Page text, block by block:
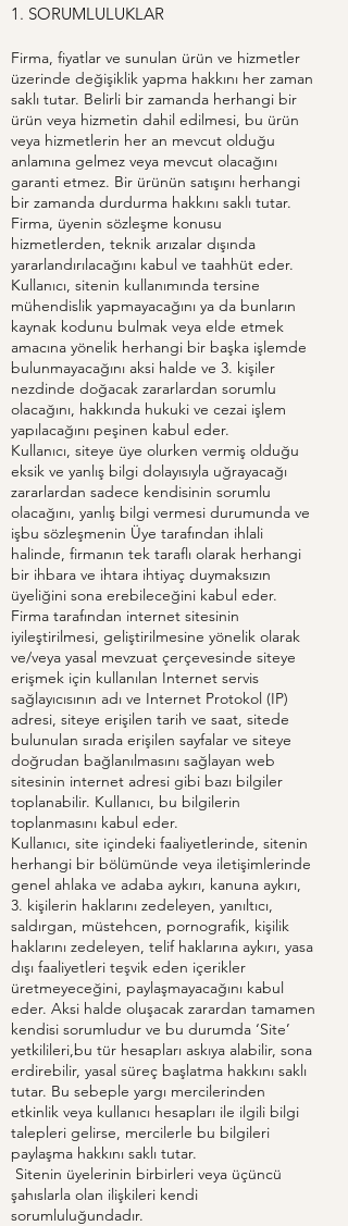
1. SORUMLULUKLAR
Firma, fiyatlar ve sunulan ürün ve hizmetler
üzerinde değişiklik yapma hakkını her zaman
saklı tutar. Belirli bir zamanda herhangi bir
ürün veya hizmetin dahil edilmesi, bu ürün
veya hizmetlerin her an mevcut olduğu
anlamına gelmez veya mevcut olacağını
garanti etmez. Bir ürünün satışını herhangi
bir zamanda durdurma hakkını saklı tutar.
Firma, üyenin sözleşme konusu
hizmetlerden, teknik arızalar dışında
yararlandırılacağını kabul ve taahhüt eder.
Kullanıcı, sitenin kullanımında tersine
mühendislik yapmayacağını ya da bunların
kaynak kodunu bulmak veya elde etmek
amacına yönelik herhangi bir başka işlemde
bulunmayacağını aksi halde ve 3. kişiler
nezdinde doğacak zararlardan sorumlu
olacağını, hakkında hukuki ve cezai işlem
yapılacağını peşinen kabul eder.
Kullanıcı, siteye üye olurken vermiş olduğu
eksik ve yanlış bilgi dolayısıyla uğrayacağı
zararlardan sadece kendisinin sorumlu
olacağını, yanlış bilgi vermesi durumunda ve
işbu sözleşmenin Üye tarafından ihlali
halinde, firmanın tek taraflı olarak herhangi
bir ihbara ve ihtara ihtiyaç duymaksızın
üyeliğini sona erebileceğini kabul eder.
Firma tarafından internet sitesinin
iyileştirilmesi, geliştirilmesine yönelik olarak
ve/veya yasal mevzuat çerçevesinde siteye
erişmek için kullanılan Internet servis
sağlayıcısının adı ve Internet Protokol (IP)
adresi, siteye erişilen tarih ve saat, sitede
bulunulan sırada erişilen sayfalar ve siteye
doğrudan bağlanılmasını sağlayan web
sitesinin internet adresi gibi bazı bilgiler
toplanabilir. Kullanıcı, bu bilgilerin
toplanmasını kabul eder.
Kullanıcı, site içindeki faaliyetlerinde, sitenin
herhangi bir bölümünde veya iletişimlerinde
genel ahlaka ve adaba aykırı, kanuna aykırı,
3. kişilerin haklarını zedeleyen, yanıltıcı,
saldırgan, müstehcen, pornografik, kişilik
haklarını zedeleyen, telif haklarına aykırı, yasa
dışı faaliyetleri teşvik eden içerikler
üretmeyeceğini, paylaşmayacağını kabul
eder. Aksi halde oluşacak zarardan tamamen
kendisi sorumludur ve bu durumda ‘Site’
yetkilileri,bu tür hesapları askıya alabilir, sona
erdirebilir, yasal süreç başlatma hakkını saklı
tutar. Bu sebeple yargı mercilerinden
etkinlik veya kullanıcı hesapları ile ilgili bilgi
talepleri gelirse, mercilerle bu bilgileri
paylaşma hakkını saklı tutar.
Sitenin üyelerinin birbirleri veya üçüncü
şahıslarla olan ilişkileri kendi
sorumluluğundadır.